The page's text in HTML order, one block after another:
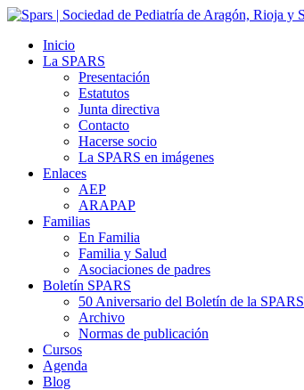
Inicio
La SPARS
Presentación
Estatutos
Junta directiva
Contacto
Hacerse socio
La SPARS en imágenes
Enlaces
AEP
ARAPAP
Familias
En Familia
Familia y Salud
Asociaciones de padres
Boletín SPARS
50 Aniversario del Boletín de la SPARS
Archivo
Normas de publicación
Cursos
Agenda
Blog